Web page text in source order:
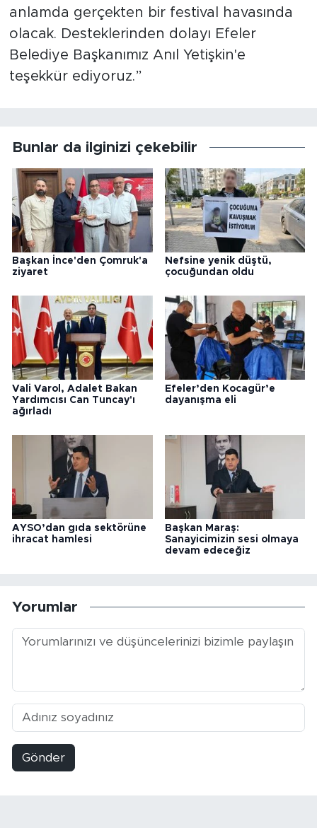
anlamda gerçekten bir festival havasında
olacak. Desteklerinden dolayı Efeler
Belediye Başkanımız Anıl Yetişkin'e
teşekkür ediyoruz.”
Bunlar da ilginizi çekebilir
Başkan İnce'den Çomruk'a
ziyaret
Nefsine yenik düştü,
çocuğundan oldu
Vali Varol, Adalet Bakan
Yardımcısı Can Tuncay'ı
ağırladı
Efeler’den Kocagür’e
dayanışma eli
AYSO’dan gıda sektörüne
ihracat hamlesi
Başkan Maraş:
Sanayicimizin sesi olmaya
devam edeceğiz
Yorumlar
Gönder